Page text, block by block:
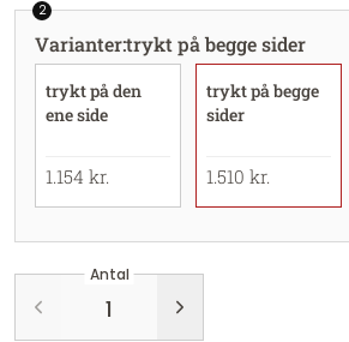
2
Varianter:trykt på begge sider
trykt på den
ene side
1.154 kr.
trykt på begge
sider
1.510 kr.
Antal